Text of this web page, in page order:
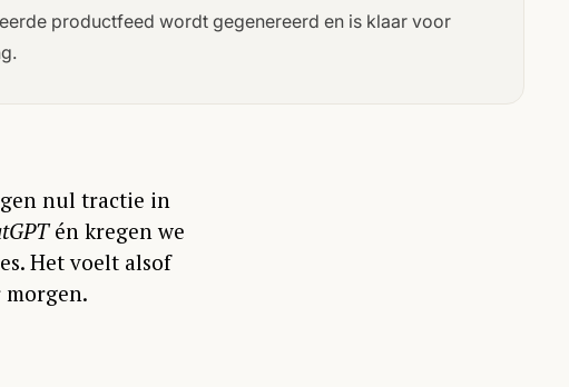
productfeed wordt gegenereerd en is klaar voor
nul tractie in
én kregen we
Het voelt alsof